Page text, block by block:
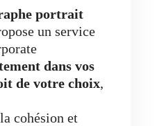
portrait
un service
dans vos
de votre choix,
cohésion et